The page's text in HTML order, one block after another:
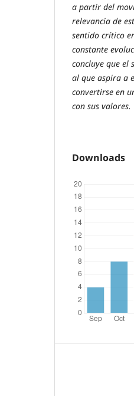
a partir del
relevancia de
sentido crítico
constante
concluye que el
al que aspira a
convertirse en
con sus valores.
Downloads